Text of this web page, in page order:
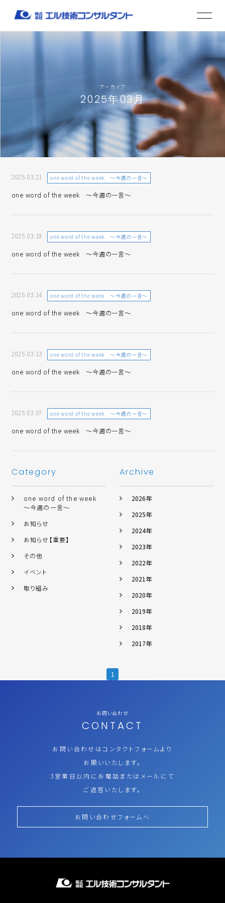
アーカイブ
2025年03月
2025.03.21 one word of the week ～今週の一言～
one word of the week ～今週の一言～
2025.03.19 one word of the week ～今週の一言～
one word of the week ～今週の一言～
2025.03.14 one word of the week ～今週の一言～
one word of the week ～今週の一言～
2025.03.13 one word of the week ～今週の一言～
one word of the week ～今週の一言～
2025.03.07 one word of the week ～今週の一言～
one word of the week ～今週の一言～
Category
one word of the week
～今週の一言～
お知らせ
お知らせ【重要】
その他
イベント
取り組み
Archive
2026年
2025年
2024年
2023年
2022年
2021年
2020年
2019年
2018年
2017年
1
お問い合わせ
CONTACT
お問い合わせはコンタクトフォームより
お願いいたします。
3営業日以内にお電話またはメールにて
ご返答いたします。
お問い合わせフォームへ